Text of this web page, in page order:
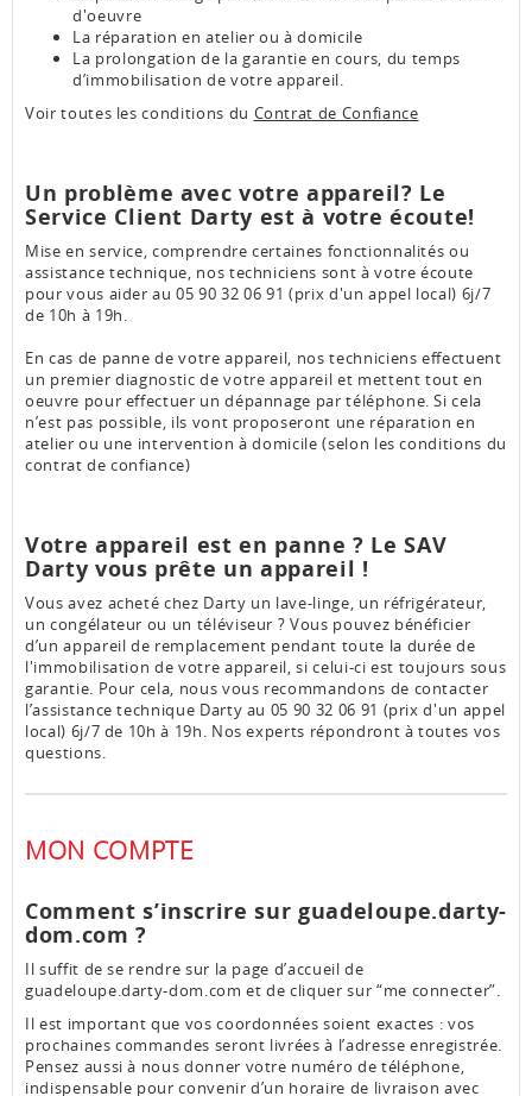
d'oeuvre
La réparation en atelier ou à domicile
La prolongation de la garantie en cours, du temps
d’immobilisation de votre appareil.
Voir toutes les conditions du Contrat de Confiance
Un problème avec votre appareil? Le
Service Client Darty est à votre écoute!
Mise en service, comprendre certaines fonctionnalités ou
assistance technique, nos techniciens sont à votre écoute
pour vous aider au 05 90 32 06 91 (prix d'un appel local) 6j/7
de 10h à 19h.
En cas de panne de votre appareil, nos techniciens effectuent
un premier diagnostic de votre appareil et mettent tout en
oeuvre pour effectuer un dépannage par téléphone. Si cela
n’est pas possible, ils vont proposeront une réparation en
atelier ou une intervention à domicile (selon les conditions du
contrat de confiance)
Votre appareil est en panne ? Le SAV
Darty vous prête un appareil !
Vous avez acheté chez Darty un lave-linge, un réfrigérateur,
un congélateur ou un téléviseur ? Vous pouvez bénéficier
d’un appareil de remplacement pendant toute la durée de
l'immobilisation de votre appareil, si celui-ci est toujours sous
garantie. Pour cela, nous vous recommandons de contacter
l’assistance technique Darty au 05 90 32 06 91 (prix d'un appel
local) 6j/7 de 10h à 19h. Nos experts répondront à toutes vos
questions.
MON COMPTE
Comment s’inscrire sur guadeloupe.darty-
dom.com ?
Il suffit de se rendre sur la page d’accueil de
guadeloupe.darty-dom.com et de cliquer sur “me connecter”.
Il est important que vos coordonnées soient exactes : vos
prochaines commandes seront livrées à l’adresse enregistrée.
Pensez aussi à nous donner votre numéro de téléphone,
indispensable pour convenir d’un horaire de livraison avec